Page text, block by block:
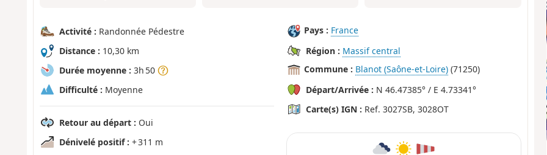
Activité : Randonnée Pédestre
Distance : 10,30 km
Durée moyenne : 3h 50
Difficulté : Moyenne
Retour au départ : Oui
Dénivelé positif : + 311 m
Pays : France
Région : Massif central
Commune : Blanot (Saône-et-Loire) (71250)
Départ/Arrivée : N 46.47385° / E 4.73341°
Carte(s) IGN : Ref. 3027SB, 3028OT